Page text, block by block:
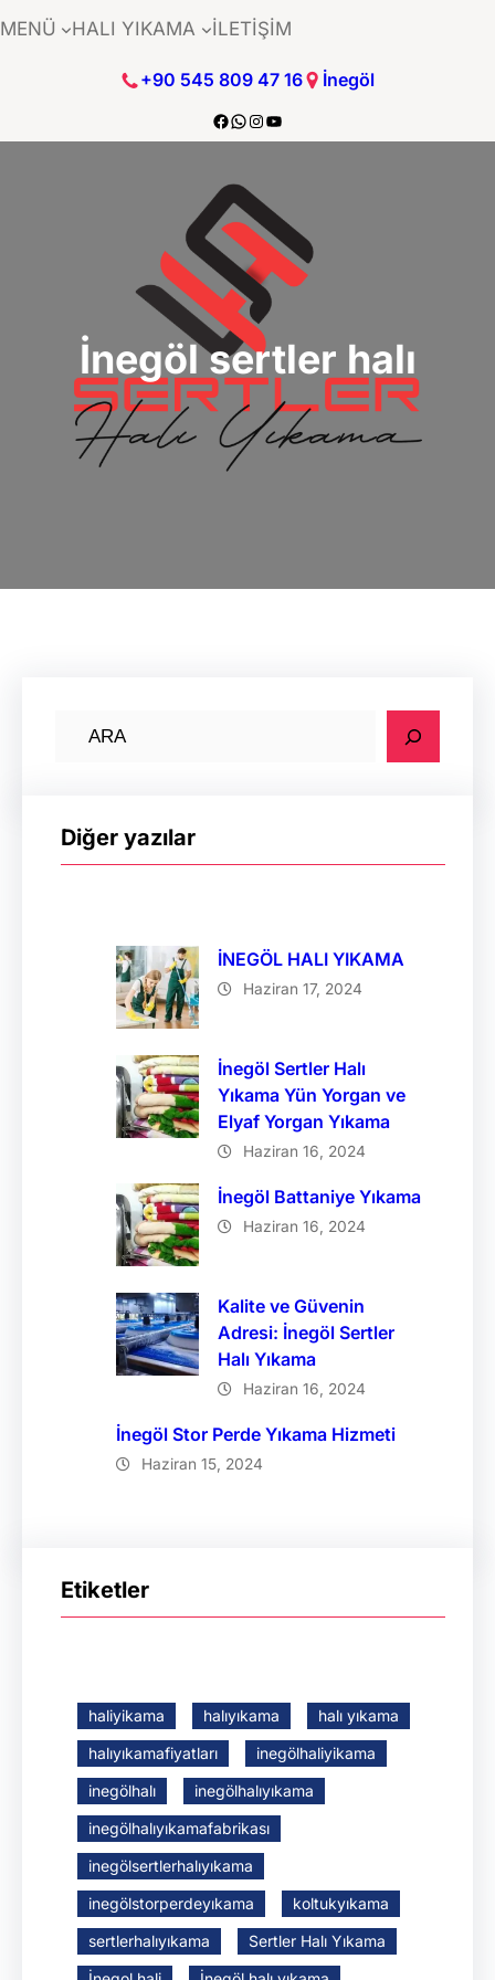
İçeriğe
MENÜ HALI YIKAMA İLETİŞİM
+90 545 809 47 16
İnegöl
https://www.facebook.com/
https://wa.me/+905458094716
https://www.instagram.com/
https://www.youtube.com/
İnegöl sertler halı
Diğer yazılar
İNEGÖL HALI YIKAMA
Haziran 17, 2024
İnegöl Sertler Halı
Yıkama Yün Yorgan ve
Elyaf Yorgan Yıkama
Haziran 16, 2024
İnegöl Battaniye Yıkama
Haziran 16, 2024
Kalite ve Güvenin
Adresi: İnegöl Sertler
Halı Yıkama
Haziran 16, 2024
İnegöl Stor Perde Yıkama Hizmeti
Haziran 15, 2024
Etiketler
haliyikama halıyıkama
halı yıkama
halıyıkamafiyatları
inegölhaliyikama
inegölhalı
inegölhalıyıkama
inegölhalıyıkamafabrikası
inegölsertlerhalıyıkama
inegölstorperdeyıkama
koltukyıkama
sertlerhalıyıkama
Sertler Halı Yıkama